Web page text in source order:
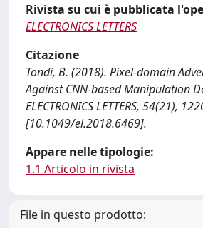
Rivista su cui è pubblicata
ELECTRONICS LETTERS
Citazione
Tondi, B. (2018). Pixel-domain
Against CNN-based Manipulation
ELECTRONICS LETTERS, 54(21),
[10.1049/el.2018.6469].
Appare nelle tipologie:
1.1 Articolo in rivista
File in questo prodotto: